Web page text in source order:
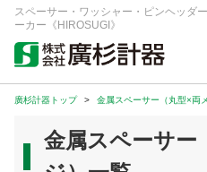
スペーサー・ワッシャー・ピンヘッダ
ーカー《HIROSUGI》
キーワード 品番/シリーズ
商品カテゴリから探す
ジャンルから探す
廣杉計器トップ > 金属スペーサー（丸型×両
金属スペーサー